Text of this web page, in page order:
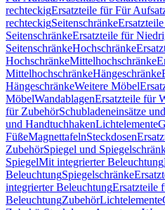
rechteckigErsatzteile für Für
rechteckigSeitenschränke
SeitenschränkeErsatzteile für
SeitenschränkeHochschränke
HochschränkeMittelhochschränke
MittelhochschränkeHängeschränke
HängeschränkeWeitere Möbel
MöbelWandablagenErsatzteile für
für ZubehörSchubladeneinsätze
und HandtuchhakenLichtelemente
FüßeMagnettafelnSteckdosen
ZubehörSpiegel und
SpiegelMit integrierter Beleuchtung
BeleuchtungSpiegelschränke
integrierter BeleuchtungErsatzteile
BeleuchtungZubehörLichtelemente